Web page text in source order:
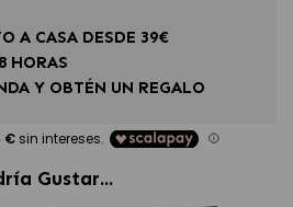
A CASA DESDE 39€
HORAS
Y OBTÉN UN REGALO
Gustar...